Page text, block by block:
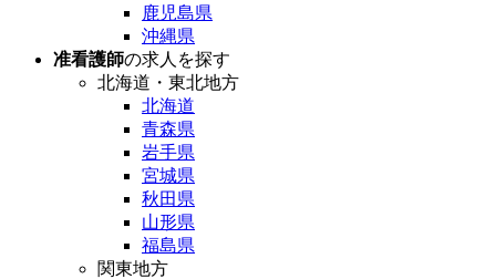
鹿児島県
沖縄県
准看護師の求人を探す
北海道・東北地方
北海道
青森県
岩手県
宮城県
秋田県
山形県
福島県
関東地方